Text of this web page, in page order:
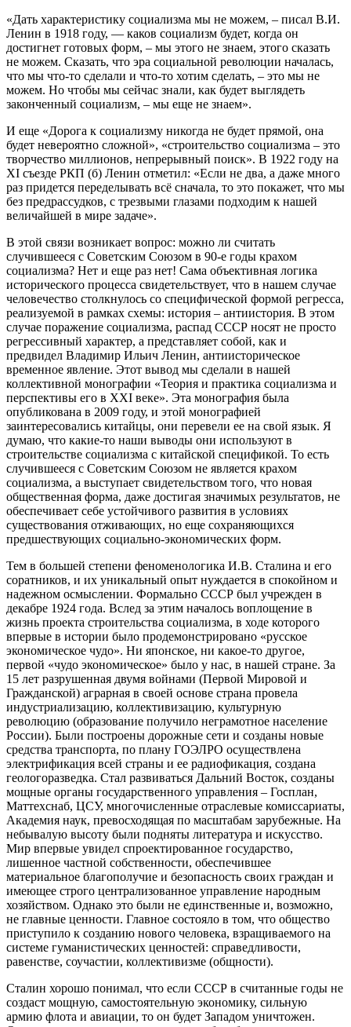
«Дать характеристику социализма мы не можем, – писал В.И.
Ленин в 1918 году, — каков социализм будет, когда он
достигнет готовых форм, – мы этого не знаем, этого сказать
не можем. Сказать, что эра социальной революции началась,
что мы что-то сделали и что-то хотим сделать, – это мы не
можем. Но чтобы мы сейчас знали, как будет выглядеть
законченный социализм, – мы еще не знаем».
И еще «Дорога к социализму никогда не будет прямой, она
будет невероятно сложной», «строительство социализма – это
творчество миллионов, непрерывный поиск». В 1922 году на
XI съезде РКП (б) Ленин отметил: «Если не два, а даже много
раз придется переделывать всё сначала, то это покажет, что мы
без предрассудков, с трезвыми глазами подходим к нашей
величайшей в мире задаче».
В этой связи возникает вопрос: можно ли считать
случившееся с Советским Союзом в 90-е годы крахом
социализма? Нет и еще раз нет! Сама объективная логика
исторического процесса свидетельствует, что в нашем случае
человечество столкнулось со специфической формой регресса,
реализуемой в рамках схемы: история – антиистория. В этом
случае поражение социализма, распад СССР носят не просто
регрессивный характер, а представляет собой, как и
предвидел Владимир Ильич Ленин, антиисторическое
временное явление. Этот вывод мы сделали в нашей
коллективной монографии «Теория и практика социализма и
перспективы его в XXI веке». Эта монография была
опубликована в 2009 году, и этой монографией
заинтересовались китайцы, они перевели ее на свой язык. Я
думаю, что какие-то наши выводы они используют в
строительстве социализма с китайской спецификой. То есть
случившееся с Советским Союзом не является крахом
социализма, а выступает свидетельством того, что новая
общественная форма, даже достигая значимых результатов, не
обеспечивает себе устойчивого развития в условиях
существования отживающих, но еще сохраняющихся
предшествующих социально-экономических форм.
Тем в большей степени феноменологика И.В. Сталина и его
соратников, и их уникальный опыт нуждается в спокойном и
надежном осмыслении. Формально СССР был учрежден в
декабре 1924 года. Вслед за этим началось воплощение в
жизнь проекта строительства социализма, в ходе которого
впервые в истории было продемонстрировано «русское
экономическое чудо». Ни японское, ни какое-то другое,
первой «чудо экономическое» было у нас, в нашей стране. За
15 лет разрушенная двумя войнами (Первой Мировой и
Гражданской) аграрная в своей основе страна провела
индустриализацию, коллективизацию, культурную
революцию (образование получило неграмотное население
России). Были построены дорожные сети и созданы новые
средства транспорта, по плану ГОЭЛРО осуществлена
электрификация всей страны и ее радиофикация, создана
геологоразведка. Стал развиваться Дальний Восток, созданы
мощные органы государственного управления – Госплан,
Маттехснаб, ЦСУ, многочисленные отраслевые комиссариаты,
Академия наук, превосходящая по масштабам зарубежные. На
небывалую высоту были подняты литература и искусство.
Мир впервые увидел спроектированное государство,
лишенное частной собственности, обеспечившее
материальное благополучие и безопасность своих граждан и
имеющее строго централизованное управление народным
хозяйством. Однако это были не единственные и, возможно,
не главные ценности. Главное состояло в том, что общество
приступило к созданию нового человека, взращиваемого на
системе гуманистических ценностей: справедливости,
равенстве, соучастии, коллективизме (общности).
Сталин хорошо понимал, что если СССР в считанные годы не
создаст мощную, самостоятельную экономику, сильную
армию флота и авиации, то он будет Западом уничтожен.